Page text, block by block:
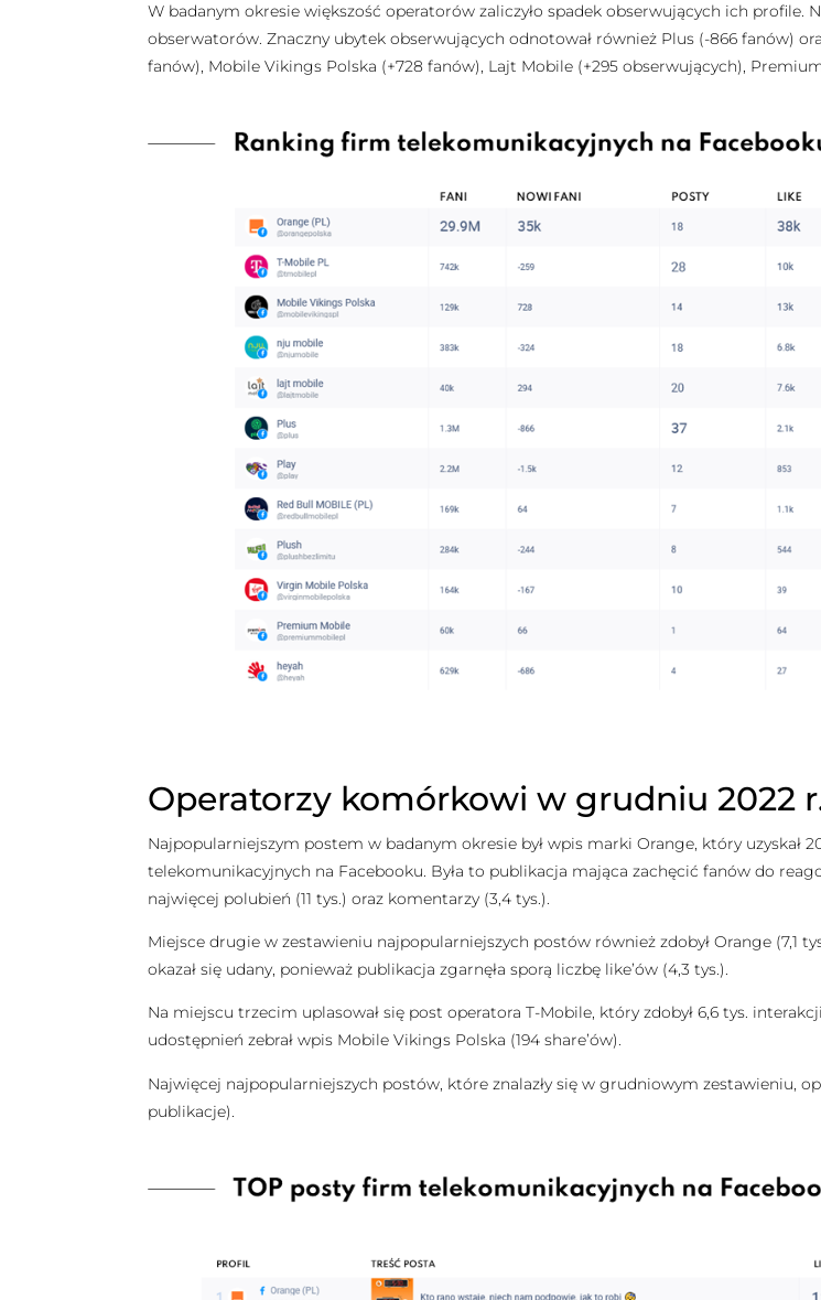
W badanym okresie większość operatorów zaliczyło spadek obserwujących ich profile.
obserwatorów. Znaczny ubytek obserwujących odnotował również Plus (-866 fanów)
fanów), Mobile Vikings Polska (+728 fanów), Lajt Mobile (+295 obserwujących),
Operatorzy komórkowi w grudniu 2022
Najpopularniejszym postem w badanym okresie był wpis marki Orange, który uzyskał
telekomunikacyjnych na Facebooku. Była to publikacja mająca zachęcić fanów do
najwięcej polubień (11 tys.) oraz komentarzy (3,4 tys.).
Miejsce drugie w zestawieniu najpopularniejszych postów również zdobył Orange (7,1
okazał się udany, ponieważ publikacja zgarnęła sporą liczbę like’ów (4,3 tys.).
Na miejscu trzecim uplasował się post operatora T-Mobile, który zdobył 6,6 tys.
udostępnień zebrał wpis Mobile Vikings Polska (194 share’ów).
Najwięcej najpopularniejszych postów, które znalazły się w grudniowym zestawieniu,
publikacje).